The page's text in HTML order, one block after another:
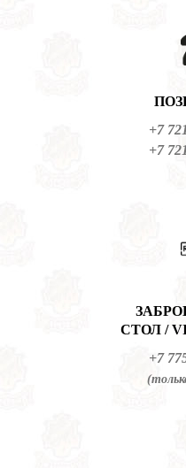
+7
+7
СТОЛ /
+7